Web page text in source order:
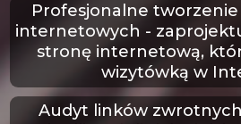
Profesjonalne
internetowych -
stronę internetową,
wizytówką w
Audyt linków